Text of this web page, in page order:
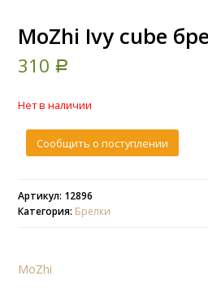
MoZhi Ivy cube
310 Р
Нет в наличии
Сообщить о поступлении
Артикул: 12896
Категория: Брелки
MoZhi